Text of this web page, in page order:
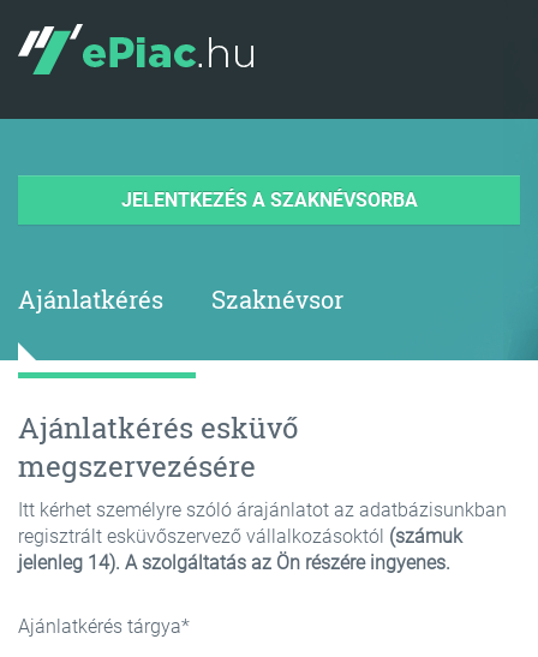
Ajánlatkérés Szaknévsor
JELENTKEZÉS A SZAKNÉVSORBA
Ajánlatkérés esküvő
megszervezésére
Itt kérhet személyre szóló árajánlatot az adatbázisunkban
regisztrált esküvőszervező vállalkozásoktól (számuk
jelenleg 14). A szolgáltatás az Ön részére ingyenes.
Ajánlatkérés tárgya